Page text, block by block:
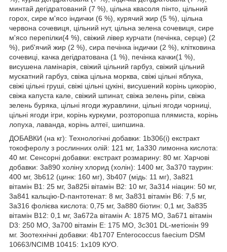
минтай дегідратований (7 %), цільна квасоля пінто, цільний
горох, сире м'ясо індички (6 %), курячий жир (5 %), цільна
червона сочевиця, цільний нут, цільна зелена сочевиця, сире
м'ясо перепілки(4 %), свіжий лівер курчати (печінка, серце) (2
%), риб'ячий жир (2 %), сира печінка індички (2 %), клітковина
сочевиці, качка дегідратована (1 %), печінка качки(1 %),
висушена ламінарія, свіжий цільний гарбуз, свіжий цільний
мускатний гарбуз, свіжа цільна морква, свіжі цільні яблука,
свіжі цільні груші, свіжі цільні цукіні, висушений корінь цикорію,
свіжа капуста кале, свіжий шпинат, свіжа зелень ріпи, свіжа
зелень буряка, цільні ягоди журавлини, цільні ягоди чорниці,
цільні ягоди ігри, корінь куркуми, розторопша плямиста, корінь
лопуха, лаванда, корінь алтеї, шипшина.
ДОБАВКИ (на кг): Технологічні добавки: 1b306(i) екстракт
токоферолу з рослинних олій: 121 мг, 1a330 лимонна кислота:
40 мг. Сенсорні добавки: екстракт розмарину: 80 мг. Харчові
добавки: 3a890 холіну хлорид (холін): 1400 мг, 3a370 таурин:
400 мг, 3b612 (цинк: 160 мг), 3b407 (мідь: 11 мг), 3a821
вітамін В1: 25 мг, 3a825i вітамін В2: 10 мг, 3a314 ніацин: 50 мг,
3a841 кальцію-D-пантотенат: 8 мг, 3a831 вітамін В6: 7,5 мг,
3a316 фолієва кислота: 0,75 мг, 3a880 біотин: 0,1 мг, 3a835
вітамін В12: 0,1 мг, 3a672a вітамін А: 1875 МО, 3a671 вітамін
D3: 250 МО, 3a700 вітамін Е: 175 МО, 3c301 DL-метіонін 99
мг. Зоотехнічні добавки: 4b1707 Enterococcus faecium DSM
10663/NCIMB 10415: 1x109 КУО.